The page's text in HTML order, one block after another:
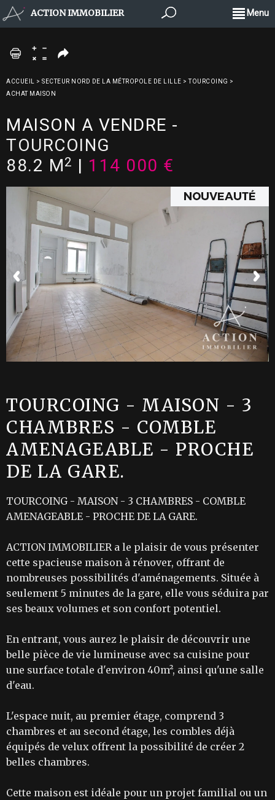
ACTION IMMOBILIER Menu
ACCUEIL > SECTEUR NORD DE LA MÉTROPOLE DE LILLE >TOURCOING >
ACHAT MAISON
MAISON A VENDRE -
TOURCOING
88.2 M2 | 114 000 €
TOURCOING - MAISON - 3
CHAMBRES - COMBLE
AMENAGEABLE - PROCHE
DE LA GARE.
TOURCOING - MAISON - 3 CHAMBRES - COMBLE
AMENAGEABLE - PROCHE DE LA GARE.
ACTION IMMOBILIER a le plaisir de vous présenter
cette spacieuse maison à rénover, offrant de
nombreuses possibilités d'aménagements. Située à
seulement 5 minutes de la gare, elle vous séduira par
ses beaux volumes et son confort potentiel.
En entrant, vous aurez le plaisir de découvrir une
belle pièce de vie lumineuse avec sa cuisine pour
une surface totale d'environ 40m², ainsi qu'une salle
d'eau.
L'espace nuit, au premier étage, comprend 3
chambres et au second étage, les combles déjà
équipés de velux offrent la possibilité de créer 2
belles chambres.
Cette maison est idéale pour un projet familial ou un